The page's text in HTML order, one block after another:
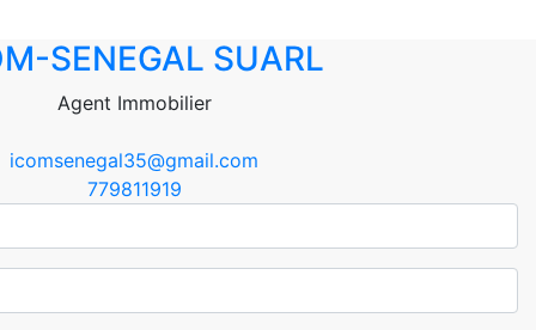
SENEGAL SUARL
Agent Immobilier
icomsenegal35@gmail.com
779811919